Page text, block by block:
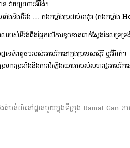
វាយប្រហារអ៊ីរ៉ង់។
ឆាំងនឹងអ៊ីរ៉ង់ … កងកម្លាំងប្រដាប់អាវុធ (កងកម្លាំង
ស់អ៊ីរ៉ង់ពឹងផ្អែកលើការខូចខាតជាក់ស្តែងដែលទ្រទ្
ទ័ពតូចៗរបស់អាមេរិកនៅក្នុងប្រទេសស៊ីរី ឬអ៊ីរ៉ាក់។
រហារប្រឆាំងនឹងការដំឡើងយោធារបស់សហរដ្ឋអាមេរិ
បន់លំនៅដ្ឋានមួយក្នុងទីក្រុង Ramat Gan ភ